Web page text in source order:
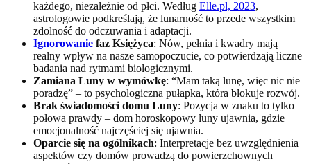
każdego, niezależnie od płci. Według Elle.pl, 2023,
astrologowie podkreślają, że lunarność to przede wszystkim
zdolność do odczuwania i adaptacji.
Ignorowanie faz Księżyca: Nów, pełnia i kwadry mają
realny wpływ na nasze samopoczucie, co potwierdzają liczne
badania nad rytmami biologicznymi.
Zamiana Luny w wymówkę: “Mam taką lunę, więc nic nie
poradzę” – to psychologiczna pułapka, która blokuje rozwój.
Brak świadomości domu Luny: Pozycja w znaku to tylko
połowa prawdy – dom horoskopowy luny ujawnia, gdzie
emocjonalność najczęściej się ujawnia.
Oparcie się na ogólnikach: Interpretacje bez uwzględnienia
aspektów czy domów prowadzą do powierzchownych